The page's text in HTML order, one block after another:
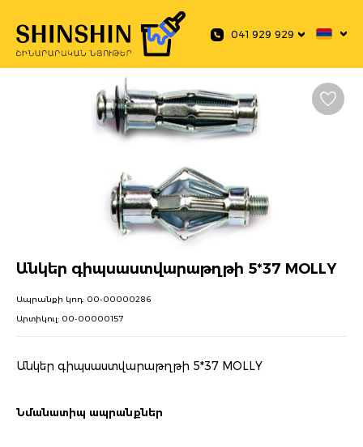
041 929 929
Անկեր գիպսաստվարաթղթի 5*37 MOLLY
Ապրանքի կոդ: 00-00000286
Արտիկուլ: 00-00000157
Անկեր գիպսաստվարաթղթի 5*37 MOLLY
Նմանատիպ ապրանքներ